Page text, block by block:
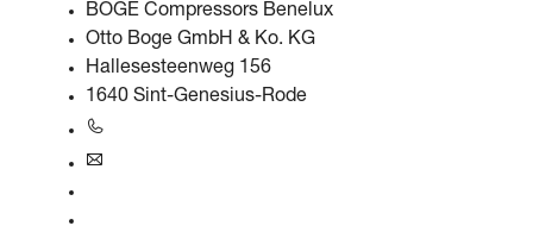
BOGE Compressors Benelux
Otto Boge GmbH & Ko. KG
Hallesesteenweg 156
1640 Sint-Genesius-Rode